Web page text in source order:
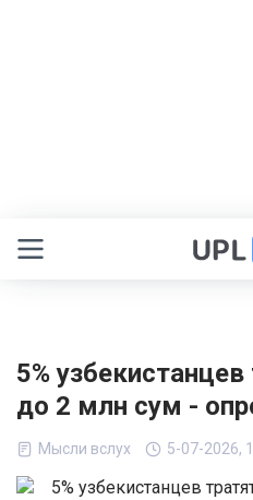
5%
до 2 млн сум -
Мысли вслух 5-07-2026,